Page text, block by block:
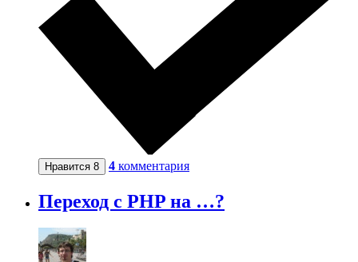
Нравится 8 4 комментария
Переход с PHP на …?